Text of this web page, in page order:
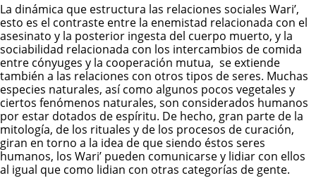
La dinámica que estructura las relaciones sociales Wari’,
esto es el contraste entre la enemistad relacionada con el
asesinato y la posterior ingesta del cuerpo muerto, y la
sociabilidad relacionada con los intercambios de comida
entre cónyuges y la cooperación mutua, se extiende
también a las relaciones con otros tipos de seres. Muchas
especies naturales, así como algunos pocos vegetales y
ciertos fenómenos naturales, son considerados humanos
por estar dotados de espíritu. De hecho, gran parte de la
mitología, de los rituales y de los procesos de curación,
giran en torno a la idea de que siendo éstos seres
humanos, los Wari’ pueden comunicarse y lidiar con ellos
al igual que como lidian con otras categorías de gente.